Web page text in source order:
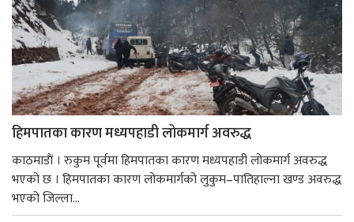
हिमपातका कारण मध्यपहाडी लोकमार्ग अवरुद्ध
काठमाडाैं । रुकुम पूर्वमा हिमपातका कारण मध्यपहाडी लोकमार्ग अवरुद्ध
भएको छ । हिमपातका कारण लोकमार्गको लुकुम–पातिहाल्ना खण्ड अवरुद्ध
भएको जिल्ला...